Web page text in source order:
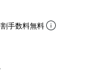
手数料無料